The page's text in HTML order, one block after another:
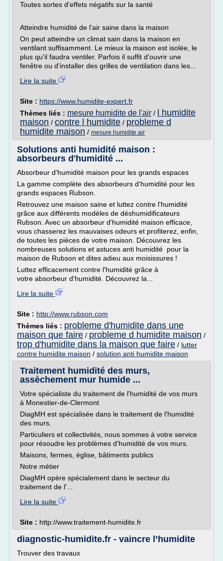
Toutes sortes d'effets négatifs sur la santé
Atteindre humidité de l'air saine dans la maison
On peut atteindre un climat sain dans la maison en
ventilant suffisamment. Le mieux la maison est isolée, le
plus qu'il faudra ventiler. Parfois il suffit d'ouvrir une
fenêtre ou d'installer des grilles de ventilation dans les...
Lire la suite
Site : https://www.humidite-expert.fr
Thèmes liés : mesure humidite de l'air /
l humidite
maison / contre l humidite / probleme d
humidite maison / mesure humidite air
Solutions anti humidité maison :
absorbeurs d'humidité ...
Absorbeur d'humidité maison pour les grands espaces
La gamme complète des absorbeurs d'humidité pour les
grands espaces Rubson.
Retrouvez une maison saine et luttez contre l'humidité
grâce aux différents modèles de déshumidificateurs
Rubson. Avec un absorbeur d'humidité maison efficace,
vous chasserez les mauvaises odeurs et profiterez, enfin,
de toutes les pièces de votre maison. Découvrez les
nombreuses solutions et astuces anti humidité pour la
maison de Rubson et dites adieu aux moisissures !
Luttez efficacement contre l'humidité grâce à
votre absorbeur d'humidité. Découvrez la...
Lire la suite
Site : http://www.rubson.com
Thèmes liés : probleme d'humidite dans une
maison que faire / probleme d humidite maison /
trop d'humidite dans la maison que faire / lutter
contre humidite maison / solution anti humidite maison
Traitement humidité des murs,
assèchement mur humide ...
Votre spécialiste du traitement de l'humidité de vos murs
à Monestier-de-Clermont
DiagMH est spécialisée dans le traitement de l'humidité
des murs.
Particuliers et collectivités, nous sommes à votre service
pour résoudre les problèmes d'humidité de vos murs.
Maisons, fermes, église, bâtiments publics
Notre métier
DiagMH opère spécialement dans le secteur du
traitement de l'...
Lire la suite
Site : http://www.traitement-humidite.fr
diagnostic-humidite.fr - vaincre l’humidite
Trouver des travaux